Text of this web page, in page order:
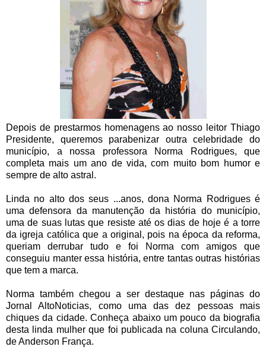
Depois de prestarmos homenagens ao nosso leitor Thiago
Presidente, queremos parabenizar outra celebridade do
município, a nossa professora Norma Rodrigues, que
completa mais um ano de vida, com muito bom humor e
sempre de alto astral.
Linda no alto dos seus ...anos, dona Norma Rodrigues é
uma defensora da manutenção da história do município,
uma de suas lutas que resiste até os dias de hoje é a torre
da igreja católica que a original, pois na época da reforma,
queriam derrubar tudo e foi Norma com amigos que
conseguiu manter essa história, entre tantas outras histórias
que tem a marca.
Norma também chegou a ser destaque nas páginas do
Jornal AltoNoticias, como uma das dez pessoas mais
chiques da cidade. Conheça abaixo um pouco da biografia
desta linda mulher que foi publicada na coluna Circulando,
de Anderson França.